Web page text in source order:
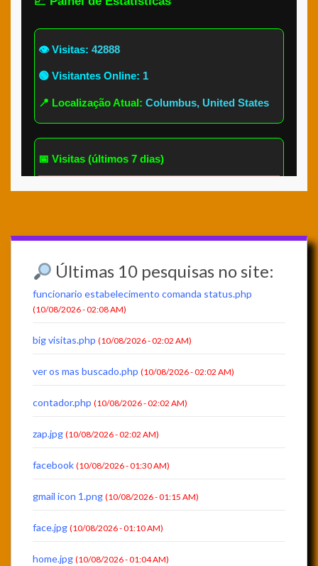
Últimas 10 pesquisas no site:
funcionario estabelecimento comanda status.php
(10/08/2026 - 02:08 AM)
big visitas.php (10/08/2026 - 02:02 AM)
ver os mas buscado.php (10/08/2026 - 02:02 AM)
contador.php (10/08/2026 - 02:02 AM)
zap.jpg (10/08/2026 - 02:02 AM)
facebook (10/08/2026 - 01:30 AM)
gmail icon 1.png (10/08/2026 - 01:15 AM)
face.jpg (10/08/2026 - 01:10 AM)
home.jpg (10/08/2026 - 01:04 AM)